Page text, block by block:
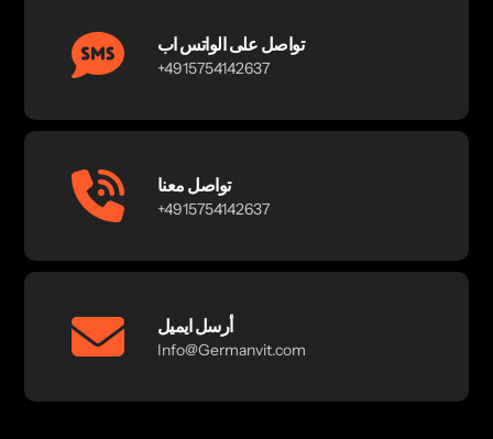
تواصل على الواتس اب
+4915754142637
تواصل معنا
+4915754142637
أرسل ايميل
Info@Germanvit.com